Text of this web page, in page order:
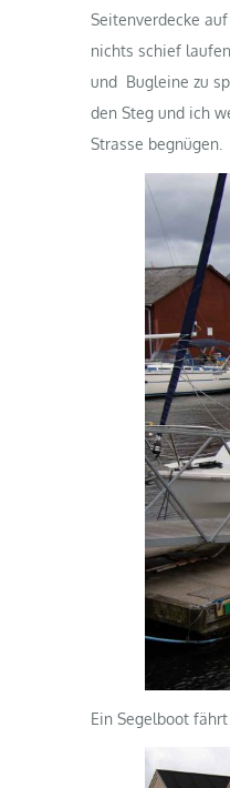
Seitenverdecke
nichts schief
und Bugleine zu
den Steg und ich
Strasse begnügen.
Ein Segelboot